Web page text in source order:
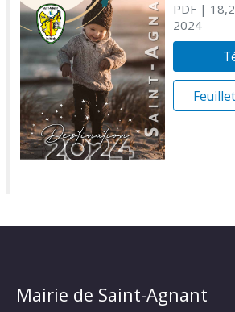
PDF|
2024
Mairie de Saint-Agnant